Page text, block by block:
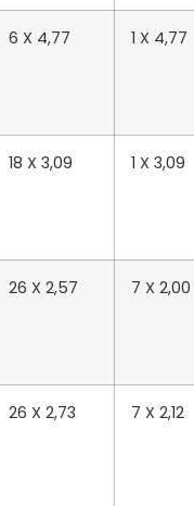
6 X 4,77 1 X 4,77
18 X 3,09 1 X 3,09
26 X 2,57 7 X 2,00
26 X 2,73 7 X 2,12